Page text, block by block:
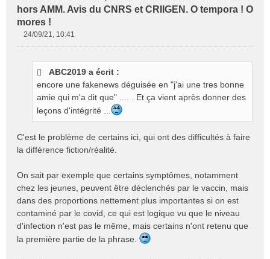
hors AMM. Avis du CNRS et CRIIGEN. O tempora ! O
mores !
n
24/09/21, 10:41
ABC2019 a écrit :
encore une fakenews déguisée en "j'ai une tres bonne
amie qui m'a dit que" .... . Et ça vient après donner des
leçons d'intégrité ...
C'est le problème de certains ici, qui ont des difficultés à faire
la différence fiction/réalité.
On sait par exemple que certains symptômes, notamment
chez les jeunes, peuvent être déclenchés par le vaccin, mais
dans des proportions nettement plus importantes si on est
contaminé par le covid, ce qui est logique vu que le niveau
d'infection n'est pas le même, mais certains n'ont retenu que
la première partie de la phrase.